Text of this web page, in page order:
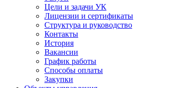
Цели и задачи УК
Лицензии и сертификаты
Структура и руководство
Контакты
История
Вакансии
График работы
Способы оплаты
Закупки